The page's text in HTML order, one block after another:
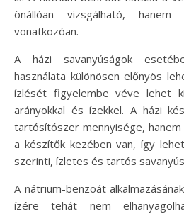
önállóan vizsgálható,
vonatkozóan.
A házi savanyúságok
használata különösen előnyös
ízlését figyelembe véve lehet
arányokkal és ízekkel. A házi
tartósítószer mennyisége,
a készítők kezében van, így
szerinti, ízletes és tartós
A nátrium-benzoát
ízére tehát nem